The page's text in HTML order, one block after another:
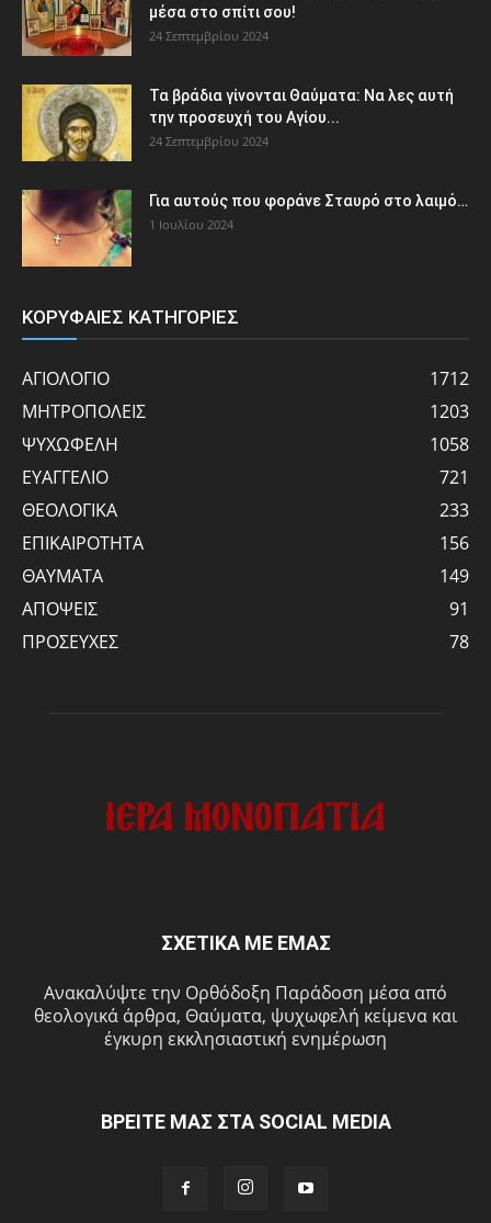
μέσα στο σπίτι σου!
24 Σεπτεμβρίου 2024
Τα βράδια γίνονται Θαύματα: Να λες αυτή
την προσευχή του Αγίου...
24 Σεπτεμβρίου 2024
Για αυτούς που φοράνε Σταυρό στο λαιμό…
1 Ιουλίου 2024
ΚΟΡΥΦΑΙΕΣ ΚΑΤΗΓΟΡΙΕΣ
ΑΓΙΟΛΟΓΙΟ
1712
ΜΗΤΡΟΠΟΛΕΙΣ
1203
ΨΥΧΩΦΕΛΗ
1058
ΕΥΑΓΓΕΛΙΟ
721
ΘΕΟΛΟΓΙΚΑ
233
ΕΠΙΚΑΙΡΟΤΗΤΑ
156
ΘΑΥΜΑΤΑ
149
ΑΠΟΨΕΙΣ
91
ΠΡΟΣΕΥΧΕΣ
78
ΣΧΕΤΙΚΑ ΜΕ ΕΜΑΣ
Ανακαλύψτε την Ορθόδοξη Παράδοση μέσα από
θεολογικά άρθρα, Θαύματα, ψυχωφελή κείμενα και
έγκυρη εκκλησιαστική ενημέρωση
ΒΡΕΙΤΕ ΜΑΣ ΣΤΑ SOCIAL MEDIA